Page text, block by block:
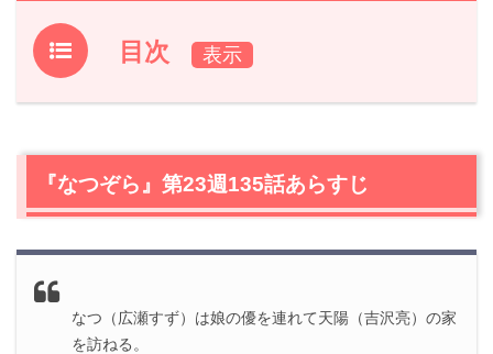
目次
1.『なつぞら』第23週135話あらすじ
2.1天陽（吉沢亮）が遺した「本物のお馬さん」の絵に、涙
2.3なつ（広瀬すず）と天陽（吉沢亮）と「絵を描くこ
『なつぞら』第23週135話まとめ
『なつぞら』第23週135話あらすじ
なつ（広瀬すず）は娘の優を連れて天陽（吉沢亮）の家
を訪ねる。